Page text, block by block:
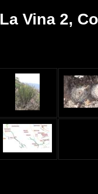
La Vina 2,